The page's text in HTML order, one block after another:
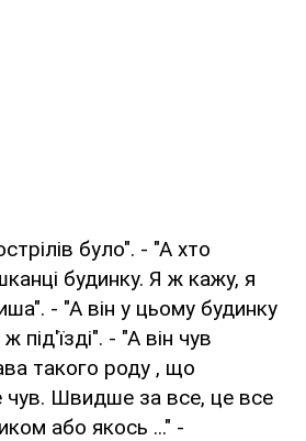
було". - "А хто
будинку. Я ж кажу, я
- "А він у цьому будинку
- "А він чув
такого роду , що
чув. Швидше за все, це все
або якось ..." -